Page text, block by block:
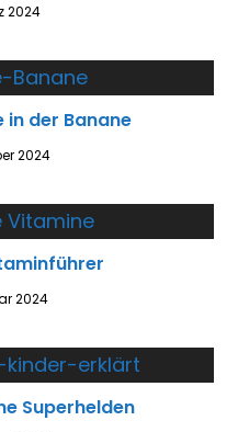
2024
in der Banane
2024
2024
Superhelden